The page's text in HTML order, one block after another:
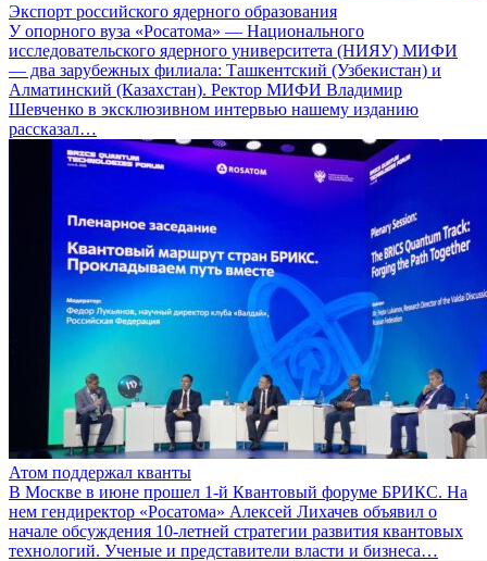
Экспорт российского ядерного образования
У опорного вуза «Росатома» — Национального
исследовательского ядерного университета (НИЯУ) МИФИ
— два зарубежных филиала: Ташкентский (Узбекистан) и
Алматинский (Казахстан). Ректор МИФИ Владимир
Шевченко в эксклюзивном интервью нашему изданию
рассказал…
Атом поддержал кванты
В Москве в июне прошел 1-й Квантовый форуме БРИКС. На
нем гендиректор «Росатома» Алексей Лихачев объявил о
начале обсуждения 10-летней стратегии развития квантовых
технологий. Ученые и представители власти и бизнеса…